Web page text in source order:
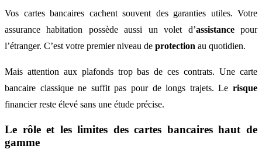
Vos cartes bancaires cachent souvent des garanties utiles. Votre
assurance habitation possède aussi un volet d’assistancepour
l’étranger. C’est votre premier niveau de protection au quotidien.
Mais attention aux plafonds trop bas de ces contrats. Une carte
bancaire classique ne suffit pas pour de longs trajets. Le risque
financier reste élevé sans une étude précise.
Le rôle et les limites des cartes bancaires haut de
gamme